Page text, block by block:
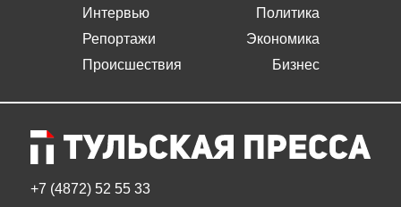
Интервью
Репортажи
Происшествия
Политика
Экономика
Бизнес
+7 (4872) 52 55 33